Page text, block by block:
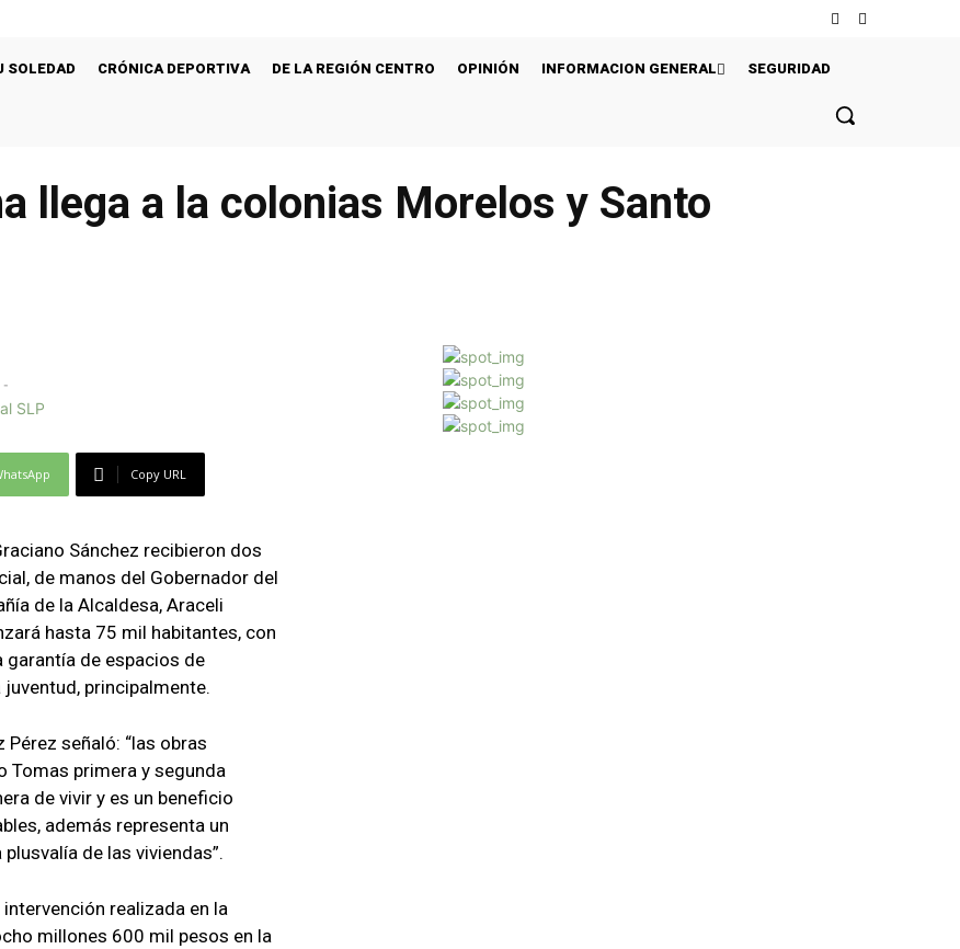
SOLEDAD CRÓNICA DEPORTIVA DE LA REGIÓN CENTRO OPINIÓN INFORMACION GENERAL SEGURIDAD
llega a la colonias Morelos y Santo
-
Copy URL
Sánchez recibieron dos
de manos del Gobernador del
de la Alcaldesa, Araceli
hasta 75 mil habitantes, con
garantía de espacios de
principalmente.
señaló: “las obras
Tomas primera y segunda
de vivir y es un beneficio
además representa un
de las viviendas”.
realizada en la
millones 600 mil pesos en la